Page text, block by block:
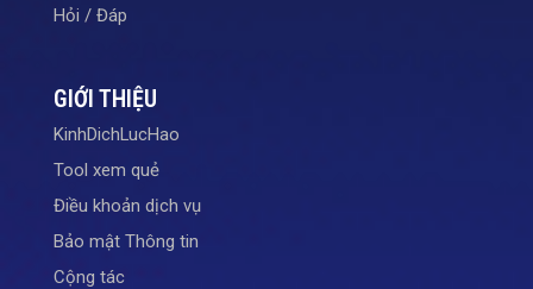
Hỏi / Đáp
GIỚI THIỆU
KinhDichLucHao
Tool xem quẻ
Điều khoản dịch vụ
Bảo mật Thông tin
Cộng tác